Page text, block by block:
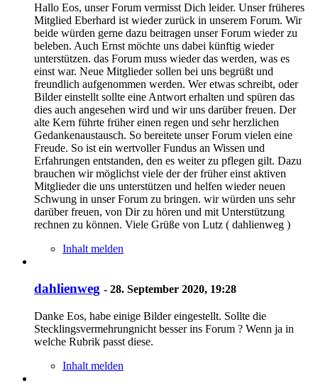
Hallo Eos, unser Forum vermisst Dich leider. Unser früheres
Mitglied Eberhard ist wieder zurück in unserem Forum. Wir
beide würden gerne dazu beitragen unser Forum wieder zu
beleben. Auch Ernst möchte uns dabei künftig wieder
unterstützen. das Forum muss wieder das werden, was es
einst war. Neue Mitglieder sollen bei uns begrüßt und
freundlich aufgenommen werden. Wer etwas schreibt, oder
Bilder einstellt sollte eine Antwort erhalten und spüren das
dies auch angesehen wird und wir uns darüber freuen. Der
alte Kern führte früher einen regen und sehr herzlichen
Gedankenaustausch. So bereitete unser Forum vielen eine
Freude. So ist ein wertvoller Fundus an Wissen und
Erfahrungen entstanden, den es weiter zu pflegen gilt. Dazu
brauchen wir möglichst viele der der früher einst aktiven
Mitglieder die uns unterstützen und helfen wieder neuen
Schwung in unser Forum zu bringen. wir würden uns sehr
darüber freuen, von Dir zu hören und mit Unterstützung
rechnen zu können. Viele Grüße von Lutz ( dahlienweg )
Inhalt melden
dahlienweg - 28. September 2020, 19:28
Danke Eos, habe einige Bilder eingestellt. Sollte die
Stecklingsvermehrungnicht besser ins Forum ? Wenn ja in
welche Rubrik passt diese.
Inhalt melden